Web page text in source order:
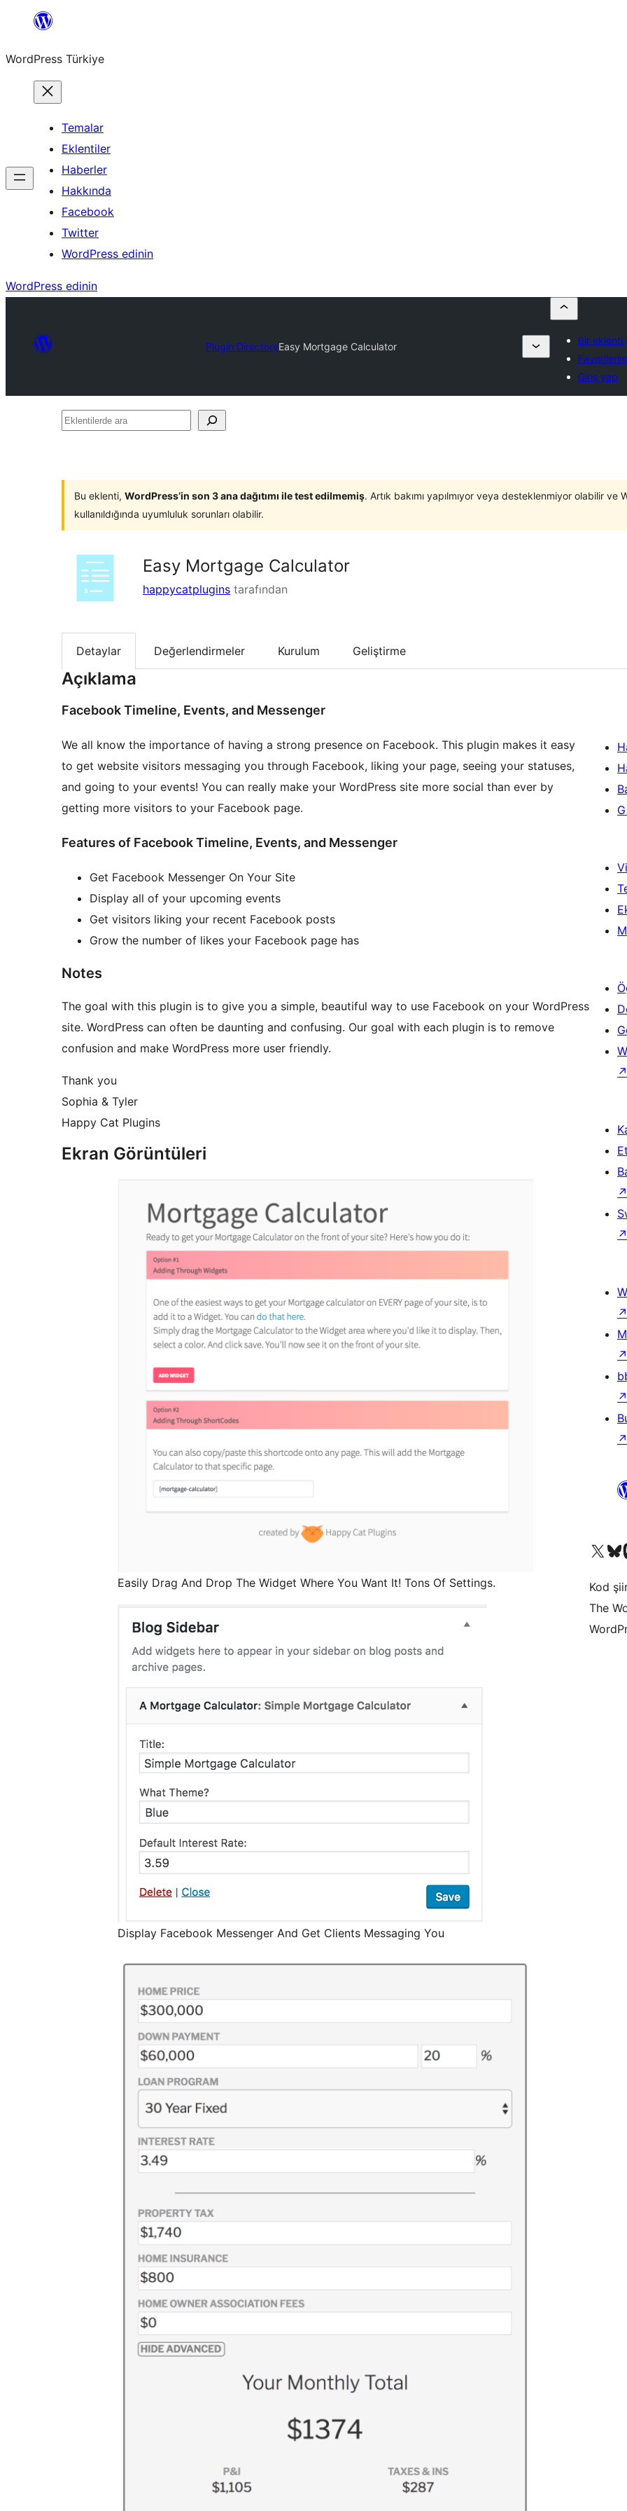
İçeriğe
WordPress Türkiye
Temalar
Eklentiler
Haberler
Hakkında
Facebook
Twitter
WordPress edinin
WordPress edinin
Plugin DirectoryEasy Mortgage Calculator
Bir eklenti
Favorilerim
Giriş yap
Eklentilerde
Bu eklenti, WordPress’in son 3 ana dağıtımı ile test edilmemiş. Artık bakımı yapılmıyor veya desteklenmiyor olabilir
kullanıldığında uyumluluk sorunları olabilir.
Easy Mortgage Calculator
happycatplugins tarafından
Detaylar Değerlendirmeler Kurulum Geliştirme
Açıklama
Facebook Timeline, Events, and Messenger
We all know the importance of having a strong presence on Facebook. This plugin makes it easy
to get website visitors messaging you through Facebook, liking your page, seeing your statuses,
and going to your events! You can really make your WordPress site more social than ever by
getting more visitors to your Facebook page.
Features of Facebook Timeline, Events, and Messenger
Get Facebook Messenger On Your Site
Display all of your upcoming events
Get visitors liking your recent Facebook posts
Grow the number of likes your Facebook page has
Notes
The goal with this plugin is to give you a simple, beautiful way to use Facebook on your WordPress
site. WordPress can often be daunting and confusing. Our goal with each plugin is to remove
confusion and make WordPress more user friendly.
Thank you
Sophia & Tyler
Happy Cat Plugins
Ekran Görüntüleri
Easily Drag And Drop The Widget Where You Want It! Tons Of Settings.
Display Facebook Messenger And Get Clients Messaging You
↗
↗
↗
↗
↗
↗
↗
X (eski Twitter)Bluesky
Kod
The